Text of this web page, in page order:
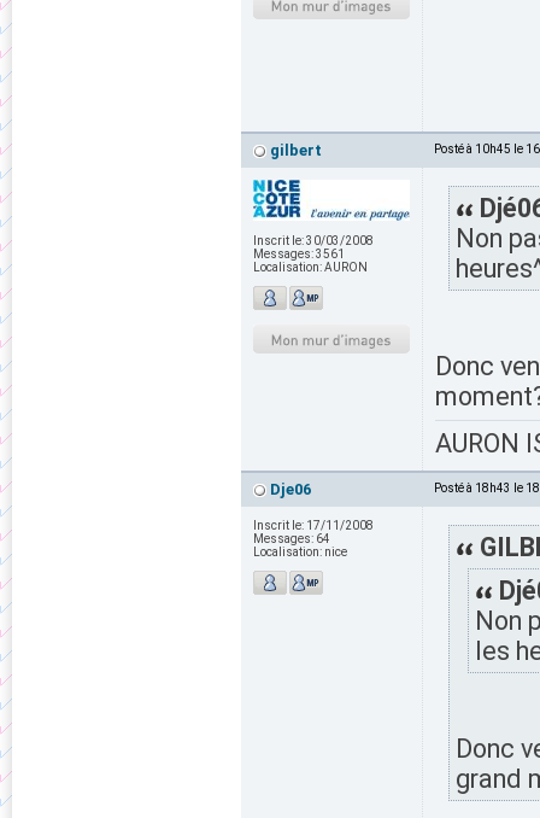
gilbert Posté à 10h45 le
Inscrit le:30/03/2008
Messages:3561
Localisation:AURON
Non
Donc
AURON
Dje06 Posté à 18h43 le
Inscrit le: 17/11/2008
Messages: 64
Localisation: nice
Non
les
Donc
grand